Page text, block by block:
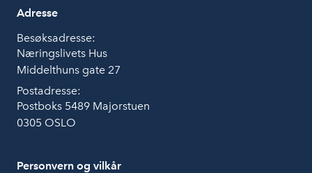
Adresse
Besøksadresse:
Næringslivets Hus
Middelthuns gate 27
Postadresse:
Postboks 5489 Majorstuen
0305 OSLO
Personvern og vilkår